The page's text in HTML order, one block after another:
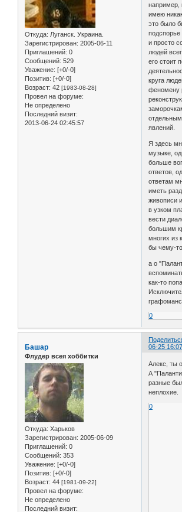
Откуда: Луганск. Украина.
Зарегистрирован: 2005-06-11
Приглашений: 0
Сообщений: 529
Уважение: [+0/-0]
Позитив: [+0/-0]
Возраст: 42 [1983-08-28]
Провел на форуме:
Не определено
Последний визит:
2013-06-24 02:45:57
например,
имею
это было
и просто
людей
его стоит
круга
феномену
явлений.
Я здесь
музыке,
больше
ответов,
ответам
иметь
живописи
в узком
вести
большим
многих из
бы чему-
а о
как-то
0
06-25
Башар
Флудер всея хоббитки
Откуда: Харьков
Зарегистрирован: 2005-06-09
Приглашений: 0
Сообщений: 353
Уважение: [+0/-0]
Позитив: [+0/-0]
Возраст: 44 [1981-09-22]
Провел на форуме:
Не определено
Последний визит:
Алекс, ты
А
разные
неплохие.
0